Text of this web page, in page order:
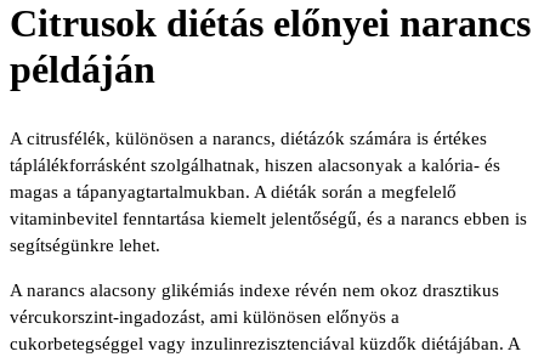
Citrusok diétás előnyei narancs
példáján
A citrusfélék, különösen a narancs, diétázók számára is értékes
táplálékforrásként szolgálhatnak, hiszen alacsonyak a kalória- és
magas a tápanyagtartalmukban. A diéták során a megfelelő
vitaminbevitel fenntartása kiemelt jelentőségű, és a narancs ebben is
segítségünkre lehet.
A narancs alacsony glikémiás indexe révén nem okoz drasztikus
vércukorszint-ingadozást, ami különösen előnyös a
cukorbetegséggel vagy inzulinrezisztenciával küzdők diétájában. A